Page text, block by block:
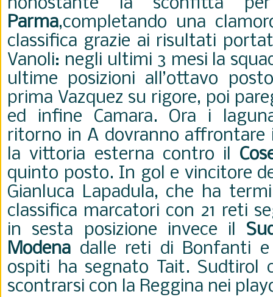
nonostante la sconfitta
Parma,completando una
classifica grazie ai risultati
Vanoli: negli ultimi 3 mesi la
ultime posizioni all’ottavo
prima Vazquez su rigore, poi
ed infine Camara. Ora i
ritorno in A dovranno
la vittoria esterna contro il
quinto posto. In gol e vincitore
Gianluca Lapadula, che ha
classifica marcatori con 21 reti
in sesta posizione invece il
Modena dalle reti di Bonfanti
ospiti ha segnato Tait. Sudtirol
scontrarsi con la Reggina nei